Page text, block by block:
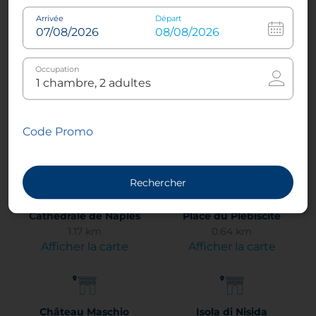
Cliquez
ici
pour obtenir l’itinéraire.
Cathédrale de Naples
1.17 km
Afficher la carte
Place du Plébiscite
0.64 km
Afficher la carte
Château Maschio Isola di Nisida
Arrivée Départ
Occupation
Code Promo
Rechercher